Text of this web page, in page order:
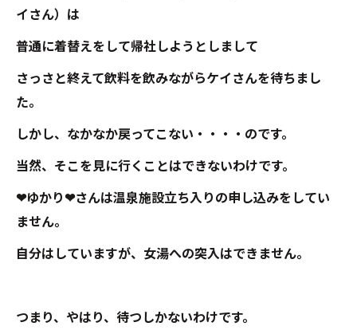
イさん）は
普通に着替えをして帰社しようとしまして
さっさと終えて飲料を飲みながらケイさんを待ちまし
た。
しかし、なかなか戻ってこない・・・・のです。
当然、そこを見に行くことはできないわけです。
❤ゆかり❤さんは温泉施設立ち入りの申し込みをしてい
ません。
自分はしていますが、女湯への突入はできません。
つまり、やはり、待つしかないわけです。